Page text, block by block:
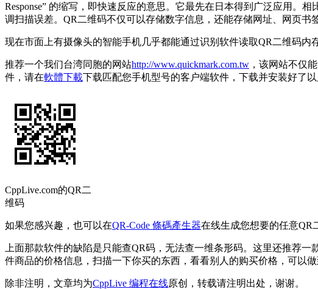
Response” 的缩写，即快速反应的意思。它最先在日本得到广泛应用。
调扫描误差。QR二维码不仅可以存储数字信息，还能存储网址、网页书
现在市面上有摄像头的智能手机几乎都能通过识别软件读取QR二维码内
推荐一个我们台湾同胞的网站http://www.quickmark.com.tw ，该网站不仅
件，请在軟體下載下载匹配您手机型号的客户端软件，下载并安装好了
CppLive.com的QR二
维码
如果您感兴趣，也可以在QR-Code 條碼產生器在线生成您想要的任意QR
上面那款软件的缺陷是只能查QR码，无法查一维条形码。这里还推荐一
件商品的价格信息，扫描一下你买的东西，看看别人的购买价格，可以
除非注明，文章均为CppLive 编程在线原创，转载请注明出处，谢谢。